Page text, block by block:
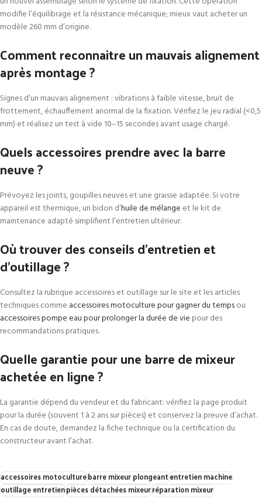
modifie l’équilibrage et la résistance mécanique; mieux vaut acheter un
modèle 260 mm d’origine.
Comment reconnaitre un mauvais alignement
après montage ?
Signes d’un mauvais alignement : vibrations à faible vitesse, bruit de
frottement, échauffement anormal de la fixation. Vérifiez le jeu radial (<0,5
mm) et réalisez un test à vide 10–15 secondes avant usage chargé.
Quels accessoires prendre avec la barre
neuve ?
Prévoyez les joints, goupilles neuves et une graisse adaptée. Si votre
appareil est thermique, un bidon d’huile de mélange et le kit de
maintenance adapté simplifient l’entretien ultérieur.
Où trouver des conseils d’entretien et
d’outillage ?
Consultez la rubrique accessoires et outillage sur le site et les articles
techniques comme accessoires motoculture pour gagner du tempsou
accessoires pompe eau pour prolonger la durée de vie pour des
recommandations pratiques.
Quelle garantie pour une barre de mixeur
achetée en ligne ?
La garantie dépend du vendeur et du fabricant: vérifiez la page produit
pour la durée (souvent 1 à 2 ans sur pièces) et conservez la preuve d’achat.
En cas de doute, demandez la fiche technique ou la certification du
constructeur avant l’achat.
accessoires motoculturebarre mixeur plongeantentretien machine
outillage entretienpièces détachées mixeurréparation mixeur